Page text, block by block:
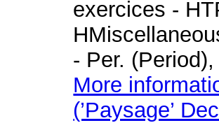
exercices -
- Per.
More
(’Paysage’